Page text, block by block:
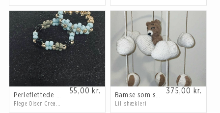
55,00 kr. 375,00 kr.
Lilishækleri